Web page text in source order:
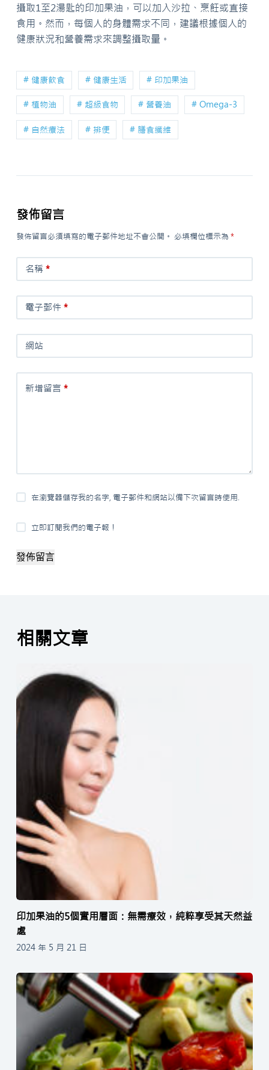
攝取1至2湯匙的印加果油，可以加入沙拉、烹飪或直接
食用。然而，每個人的身體需求不同，建議根據個人的
健康狀況和營養需求來調整攝取量。
# 健康飲食 # 健康生活 # 印加果油
# 植物油 # 超級食物 # 營養油 # Omega-3
# 自然療法 # 排便 # 膳食纖維
發佈留言
發佈留言必須填寫的電子郵件地址不會公開。 必填欄位標示為 *
名稱 *
電子郵件*
網站
新增留言 *
在瀏覽器儲存我的名字, 電子郵件和網站以備下次留言時使用.
立即訂閱我們的電子報！
發佈留言
相關文章
印加果油的5個實用層面：無需療效，純粹享受其天然益
處
2024 年 5 月 21 日